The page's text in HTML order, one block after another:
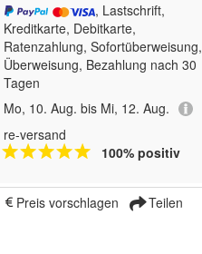
, Lastschrift,
Kreditkarte, Debitkarte,
Ratenzahlung, Sofortüberweisung,
Überweisung, Bezahlung nach 30
Tagen
Mo, 10. Aug. bis Mi, 12. Aug.
re-versand
100% positiv
Preis vorschlagen Teilen